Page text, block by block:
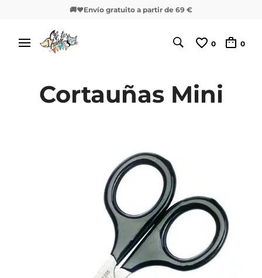
🚚❤️Envío gratuito a partir de 69 €
0 0
Cortauñas Mini